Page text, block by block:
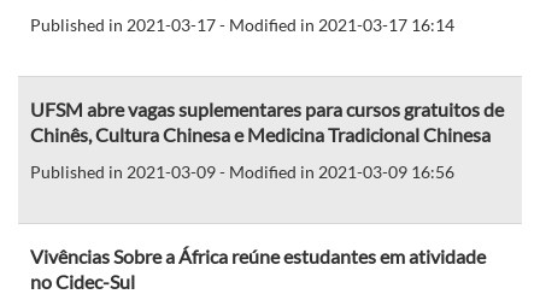
Published in 2021-03-17 - Modified in 2021-03-17 16:14
UFSM abre vagas suplementares para cursos gratuitos de
Chinês, Cultura Chinesa e Medicina Tradicional Chinesa
Published in 2021-03-09 - Modified in 2021-03-09 16:56
Vivências Sobre a África reúne estudantes em atividade
no Cidec-Sul